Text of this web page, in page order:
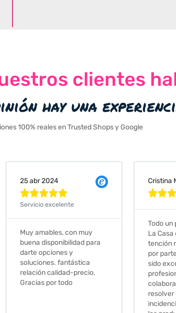
clientes
hay una
100% reales en Trusted Shops y Google
Cristina Martin Serrano

La Casa de los Azulejos. La
tención recibida, sobretodo
por parte de Stephanie, ha
sido excepcional. Serios,
profesionales,
colaboradores para

muy
sus